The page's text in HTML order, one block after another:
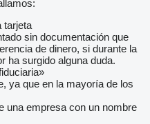
tarjeta
sin documentación que
de dinero, si durante la
ha surgido alguna duda.
ya que en la mayoría de los
una empresa con un nombre